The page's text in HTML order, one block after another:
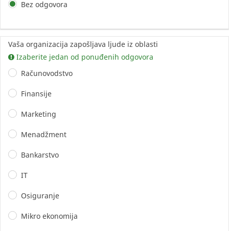
Bez odgovora
Vaša organizacija zapošljava ljude iz oblasti
Izaberite jedan od ponuđenih odgovora
Računovodstvo
Finansije
Marketing
Menadžment
Bankarstvo
IT
Osiguranje
Mikro ekonomija